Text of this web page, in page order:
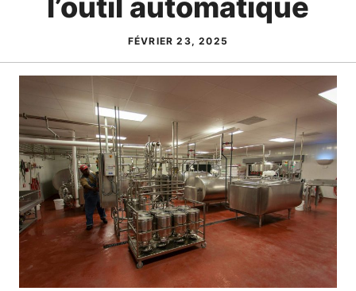
l’outil automatique
FÉVRIER 23, 2025